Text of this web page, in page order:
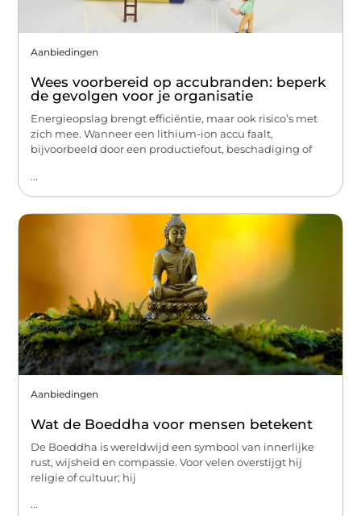
Aanbiedingen
Wees voorbereid op accubranden: beperk
de gevolgen voor je organisatie
Energieopslag brengt efficiëntie, maar ook risico’s met
zich mee. Wanneer een lithium-ion accu faalt,
bijvoorbeeld door een productiefout, beschadiging of
...
Aanbiedingen
Wat de Boeddha voor mensen betekent
De Boeddha is wereldwijd een symbool van innerlijke
rust, wijsheid en compassie. Voor velen overstijgt hij
religie of cultuur; hij
...